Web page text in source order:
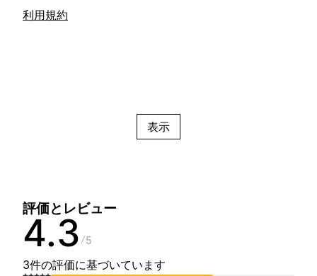
利用規約
表示
評価とレビュー
4.3 5
3件の評価に基づいています